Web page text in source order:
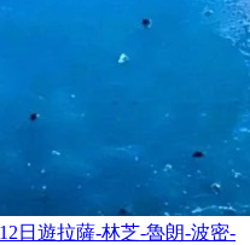
日遊拉薩-林芝-魯朗-波密-